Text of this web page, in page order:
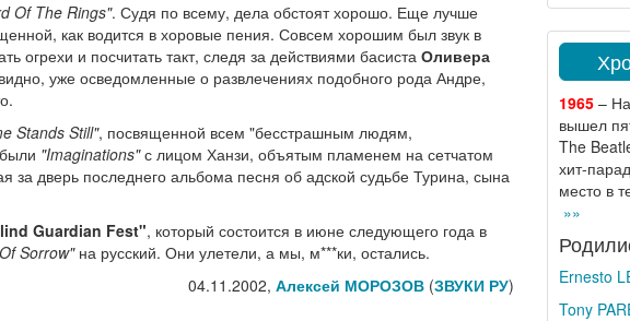
Of The Rings". Судя по всему, дела обстоят хорошо. Еще лучше
как водится в хоровые пения. Совсем хорошим был звук в
и посчитать такт, следя за действиями басистаОливера
уже осведомленные о развлечениях подобного рода Андре,
Stands Still", посвященной всем "бесстрашным людям,
"Imaginations"с лицом Ханзи, объятым пламенем на сетчатом
за дверь последнего альбома песня об адской судьбе Турина, сына
Guardian Fest", который состоится в июне следующего года в
Sorrow"на русский. Они улетели, а мы, м***ки, остались.
04.11.2002, Алексей МОРОЗОВ(ЗВУКИ РУ)
1965– На
вышел
The
хит-
место в
»»
Ernesto
Tony